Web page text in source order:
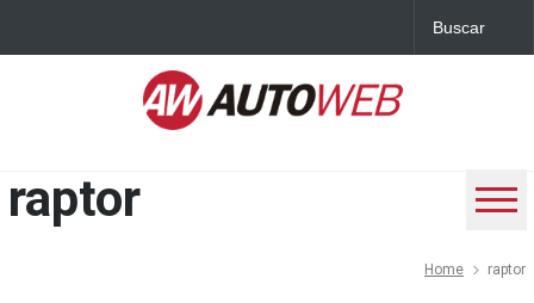
raptor
Home raptor